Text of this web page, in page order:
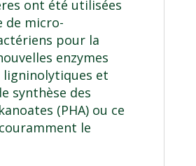
ont été utilisées
de micro-
pour la
enzymes
ligninolytiques et
synthèse des
(PHA) ou ce
le